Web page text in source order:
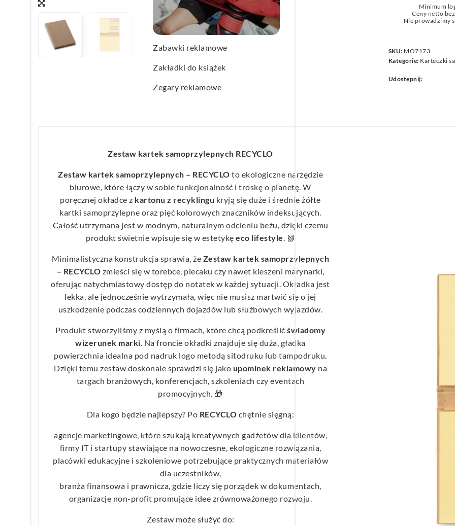
Wachlarze reklamowe
Wagi kuchenne
Zabawki reklamowe
Zakładki do książek
Zegary reklamowe
Minimum
Ceny netto
Nie prowadzimy
SKU: MO7173
Kategorie: Karteczki
Udostępnij:
Zestaw kartek samoprzylepnych RECYCLO
Zestaw kartek samoprzylepnych – RECYCLO to ekologiczne narzędzie
biurowe, które łączy w sobie funkcjonalność i troskę o planetę. W
poręcznej okładce z kartonu z recyklingu kryją się duże i średnie żółte
kartki samoprzylepne oraz pięć kolorowych znaczników indeksujących.
Całość utrzymana jest w modnym, naturalnym odcieniu beżu, dzięki czemu
produkt świetnie wpisuje się w estetykę eco lifestyle. 📗
Minimalistyczna konstrukcja sprawia, że Zestaw kartek samoprzylepnych
– RECYCLO zmieści się w torebce, plecaku czy nawet kieszeni marynarki,
oferując natychmiastowy dostęp do notatek w każdej sytuacji. Okładka jest
lekka, ale jednocześnie wytrzymała, więc nie musisz martwić się o jej
uszkodzenie podczas codziennych dojazdów lub służbowych wyjazdów.
Produkt stworzyliśmy z myślą o firmach, które chcą podkreślić świadomy
wizerunek marki. Na froncie okładki znajduje się duża, gładka
powierzchnia idealna pod nadruk logo metodą sitodruku lub tampodruku.
Dzięki temu zestaw doskonale sprawdzi się jako upominek reklamowy na
targach branżowych, konferencjach, szkoleniach czy eventach
promocyjnych. 🎁
Dla kogo będzie najlepszy? Po RECYCLO chętnie sięgną:
agencje marketingowe, które szukają kreatywnych gadżetów dla klientów,
firmy IT i startupy stawiające na nowoczesne, ekologiczne rozwiązania,
placówki edukacyjne i szkoleniowe potrzebujące praktycznych materiałów
dla uczestników,
branża finansowa i prawnicza, gdzie liczy się porządek w dokumentach,
organizacje non-profit promujące idee zrównoważonego rozwoju.
Zestaw może służyć do: